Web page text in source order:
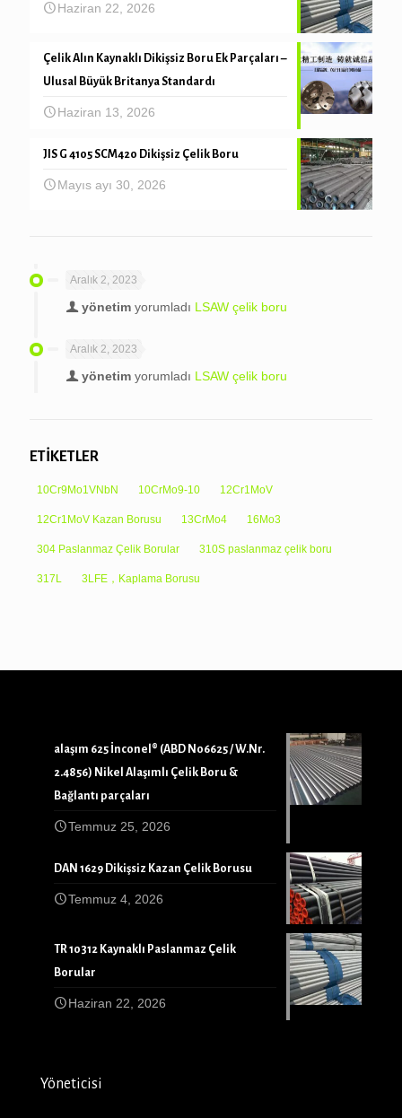
Haziran 22, 2026
Çelik Alın Kaynaklı Dikişsiz Boru Ek Parçaları –
Ulusal Büyük Britanya Standardı
Haziran 13, 2026
JIS G 4105 SCM420 Dikişsiz Çelik Boru
Mayıs ayı 30, 2026
Aralık 2, 2023
yönetim yorumladı LSAW çelik boru
Aralık 2, 2023
yönetim yorumladı LSAW çelik boru
ETİKETLER
10Cr9Mo1VNbN 10CrMo9-10 12Cr1MoV
12Cr1MoV Kazan Borusu 13CrMo4 16Mo3
304 Paslanmaz Çelik Borular 310S paslanmaz çelik boru
317L 3LFE，Kaplama Borusu
alaşım 625 İnconel® (ABD N06625 / W.Nr.
2.4856) Nikel Alaşımlı Çelik Boru &
Bağlantı parçaları
Temmuz 25, 2026
DAN 1629 Dikişsiz Kazan Çelik Borusu
Temmuz 4, 2026
TR 10312 Kaynaklı Paslanmaz Çelik
Borular
Haziran 22, 2026
Yöneticisi